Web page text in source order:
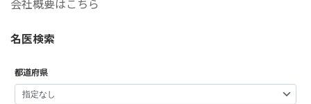
会社概要はこちら
名医検索
都道府県